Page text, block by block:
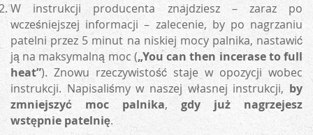
W instrukcji producenta znajdziesz – zaraz po
wcześniejszej informacji – zalecenie, by po nagrzaniu
patelni przez 5 minut na niskiej mocy palnika, nastawić
ją na maksymalną moc („You can then incerase to full
heat”). Znowu rzeczywistość staje w opozycji wobec
instrukcji. Napisaliśmy w naszej własnej instrukcji, by
zmniejszyć moc palnika, gdy już nagrzejesz
wstępnie patelnię.